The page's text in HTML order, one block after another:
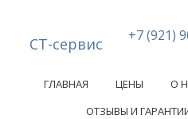
СТ-сервис +7 (921)
ГЛАВНАЯ ЦЕНЫ О
ОТЗЫВЫ И